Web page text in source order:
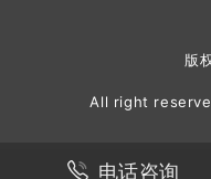
版
All right
电话咨询